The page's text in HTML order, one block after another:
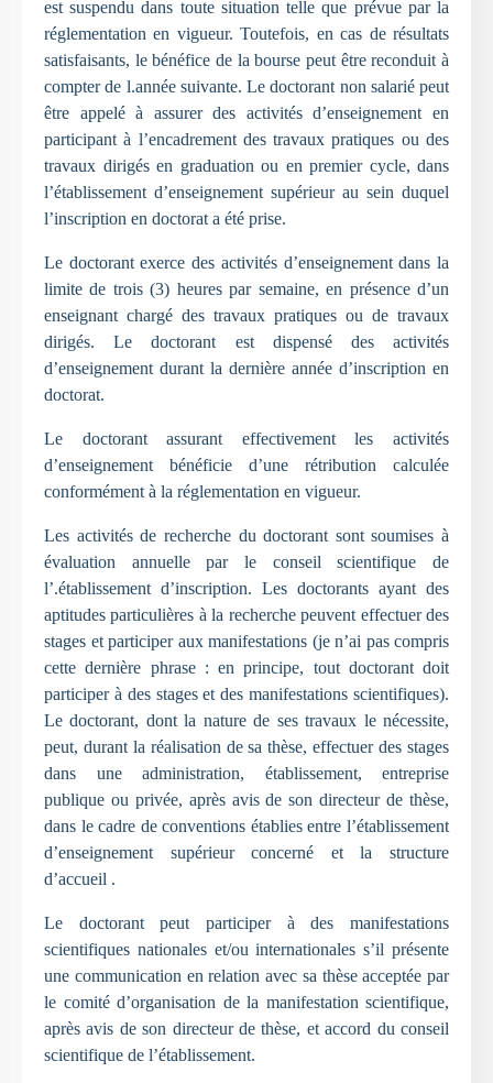
est suspendu dans toute situation telle que prévue par la
réglementation en vigueur. Toutefois, en cas de résultats
satisfaisants, le bénéfice de la bourse peut être reconduit à
compter de l.année suivante. Le doctorant non salarié peut
être appelé à assurer des activités d’enseignement en
participant à l’encadrement des travaux pratiques ou des
travaux dirigés en graduation ou en premier cycle, dans
l’établissement d’enseignement supérieur au sein duquel
l’inscription en doctorat a été prise.
Le doctorant exerce des activités d’enseignement dans la
limite de trois (3) heures par semaine, en présence d’un
enseignant chargé des travaux pratiques ou de travaux
dirigés. Le doctorant est dispensé des activités
d’enseignement durant la dernière année d’inscription en
doctorat.
Le doctorant assurant effectivement les activités
d’enseignement bénéficie d’une rétribution calculée
conformément à la réglementation en vigueur.
Les activités de recherche du doctorant sont soumises à
évaluation annuelle par le conseil scientifique de
l’.établissement d’inscription. Les doctorants ayant des
aptitudes particulières à la recherche peuvent effectuer des
stages et participer aux manifestations (je n’ai pas compris
cette dernière phrase : en principe, tout doctorant doit
participer à des stages et des manifestations scientifiques).
Le doctorant, dont la nature de ses travaux le nécessite,
peut, durant la réalisation de sa thèse, effectuer des stages
dans une administration, établissement, entreprise
publique ou privée, après avis de son directeur de thèse,
dans le cadre de conventions établies entre l’établissement
d’enseignement supérieur concerné et la structure
d’accueil .
Le doctorant peut participer à des manifestations
scientifiques nationales et/ou internationales s’il présente
une communication en relation avec sa thèse acceptée par
le comité d’organisation de la manifestation scientifique,
après avis de son directeur de thèse, et accord du conseil
scientifique de l’établissement.